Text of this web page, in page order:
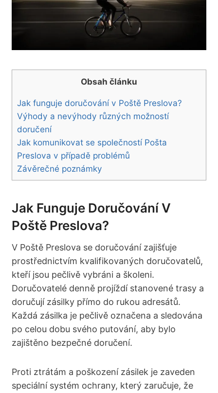
Obsah článku
Jak funguje doručování v Poště Preslova?
Výhody a nevýhody různých možností
doručení
Jak komunikovat se společností Pošta
Preslova v případě problémů
Závěrečné poznámky
Jak Funguje Doručování V
Poště Preslova?
V Poště Preslova se doručování zajišťuje
prostřednictvím kvalifikovaných doručovatelů,
kteří jsou pečlivě vybráni a školeni.
Doručovatelé denně projíždí stanovené trasy a
doručují zásilky přímo do rukou adresátů.
Každá zásilka je pečlivě označena a sledována
po celou dobu svého putování, aby bylo
zajištěno bezpečné doručení.
Proti ztrátám a poškození zásilek je zaveden
speciální systém ochrany, který zaručuje, že